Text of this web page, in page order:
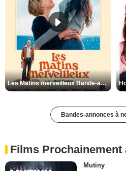
Les Matins merveilleux Bande-annonce VF
Bandes-annonces à
Films Prochainement
Mutiny